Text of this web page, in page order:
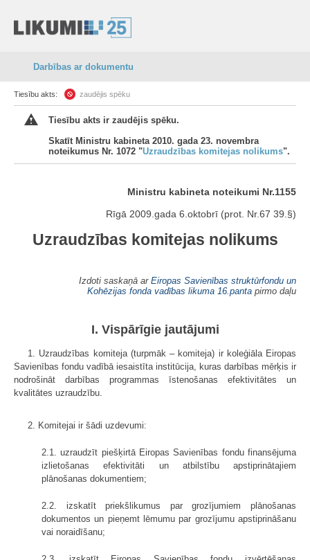
Darbības ar dokumentu
Tiesību akts: zaudējis spēku
Tiesību akts ir zaudējis spēku.
Skatīt Ministru kabineta 2010. gada 23. novembra
noteikumus Nr. 1072 "Uzraudzības komitejas nolikums".
Ministru kabineta noteikumi Nr.1155
Rīgā 2009.gada 6.oktobrī (prot. Nr.67 39.§)
Uzraudzības komitejas nolikums
Izdoti saskaņā ar Eiropas Savienības struktūrfondu un
Kohēzijas fonda vadības likuma 16.panta pirmo daļu
I. Vispārīgie jautājumi
1. Uzraudzības komiteja (turpmāk – komiteja) ir koleģiāla Eiropas
Savienības fondu vadībā iesaistīta institūcija, kuras darbības mērķis ir
nodrošināt darbības programmas īstenošanas efektivitātes un
kvalitātes uzraudzību.
2. Komitejai ir šādi uzdevumi:
2.1. uzraudzīt piešķirtā Eiropas Savienības fondu finansējuma
izlietošanas efektivitāti un atbilstību apstiprinātajiem
plānošanas dokumentiem;
2.2. izskatīt priekšlikumus par grozījumiem plānošanas
dokumentos un pie­ņemt lēmumu par grozījumu apstiprināšanu
vai noraidīšanu;